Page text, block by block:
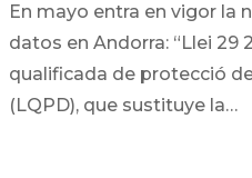
En mayo entra en vigor la
datos en Andorra: “Llei 29
qualificada de protecció
(LQPD), que sustituye la…